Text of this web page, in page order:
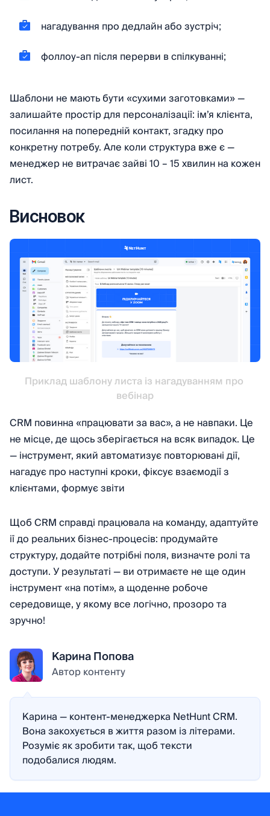
нагадування про дедлайн або зустріч;
фоллоу-ап після перерви в спілкуванні;
Шаблони не мають бути «сухими заготовками» —
залишайте простір для персоналізації: ім’я клієнта,
посилання на попередній контакт, згадку про
конкретну потребу. Але коли структура вже є —
менеджер не витрачає зайві 10 – 15 хвилин на кожен
лист.
Висновок
Приклад шаблону листа із нагадуванням про
вебінар
CRM повинна «працювати за вас», а не навпаки. Це
не місце, де щось зберігається на всяк випадок. Це
— інструмент, який автоматизує повторювані дії,
нагадує про наступні кроки, фіксує взаємодії з
клієнтами, формує звіти
Щоб CRM справді працювала на команду, адаптуйте
ії до реальних бізнес-процесів: продумайте
структуру, додайте потрібні поля, визначте ролі та
доступи. У результаті — ви отримаєте не ще один
інструмент «на потім», а щоденне робоче
середовище, у якому все логічно, прозоро та
зручно!
Карина Попова
Автор контенту
Карина — контент-менеджерка NetHunt CRM.
Вона закохується в життя разом із літерами.
Розуміє як зробити так, щоб тексти
подобалися людям.